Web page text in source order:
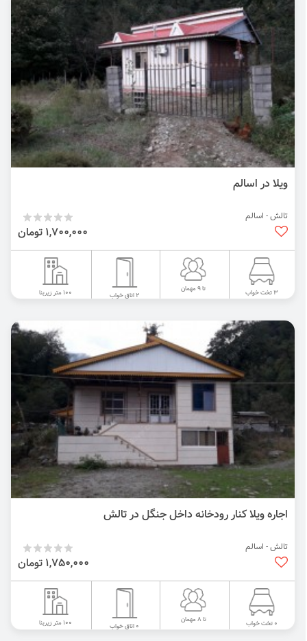
ویلا در اسالم
تالش - اسالم
1,700,000 تومان
3 تخت خواب تا 9 مهمان
2 اتاق خواب 100 متر زیربنا
اجاره ویلا کنار رودخانه داخل جنگل در تالش
تالش - اسالم
1,750,000 تومان
0 تخت خواب تا 8 مهمان
0 اتاق خواب 100 متر زیربنا